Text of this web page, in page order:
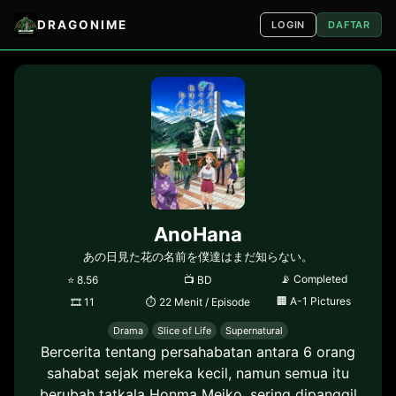
DRAGONIME LOGIN DAFTAR
AnoHana
あの日見た花の名前を僕達はまだ知らない。
⭐ 8.56 📺 BD 📡 Completed
🎞 11 ⏱ 22 Menit / Episode 🏢 A-1 Pictures
Drama Slice of Life Supernatural
Bercerita tentang persahabatan antara 6 orang
sahabat sejak mereka kecil, namun semua itu